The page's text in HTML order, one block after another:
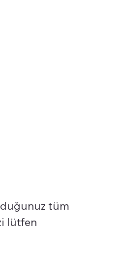
tüm
lütfen